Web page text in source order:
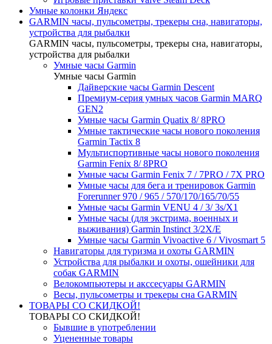
Умные колонки Яндекс
GARMIN часы, пульсометры, трекеры сна, навигаторы,
устройства для рыбалки
GARMIN часы, пульсометры, трекеры сна, навигаторы,
устройства для рыбалки
Умные часы Garmin
Умные часы Garmin
Дайверские часы Garmin Descent
Премиум-серия умных часов Garmin MARQ
GEN2
Умные часы Garmin Quatix 8/ 8PRO
Умные тактические часы нового поколения
Garmin Tactix 8
Мультиспортивные часы нового поколения
Garmin Fenix 8/ 8PRO
Умные часы Garmin Fenix 7 / 7PRO / 7X PRO
Умные часы для бега и тренировок Garmin
Forerunner 970 / 965 / 570/170/165/70/55
Умные часы Garmin VENU 4 / 3/ 3s/X1
Умные часы (для экстрима, военных и
выживания) Garmin Instinct 3/2X/E
Умные часы Garmin Vivoactive 6 / Vivosmart 5
Навигаторы для туризма и охоты GARMIN
Устройства для рыбалки и охоты, ошейники для
собак GARMIN
Велокомпьютеры и акссесуары GARMIN
Весы, пульсометры и трекеры сна GARMIN
ТОВАРЫ СО СКИДКОЙ!
ТОВАРЫ СО СКИДКОЙ!
Бывшие в употреблении
Уцененные товары